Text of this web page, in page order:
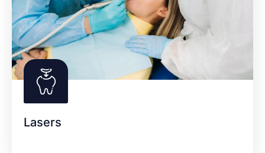
Lasers